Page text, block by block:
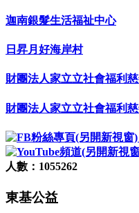
迦南銀髮生活福祉中心
日昇月好海岸村
財團法人家立立社會福利
財團法人家立立社會福利
人數：1055262
東基公益